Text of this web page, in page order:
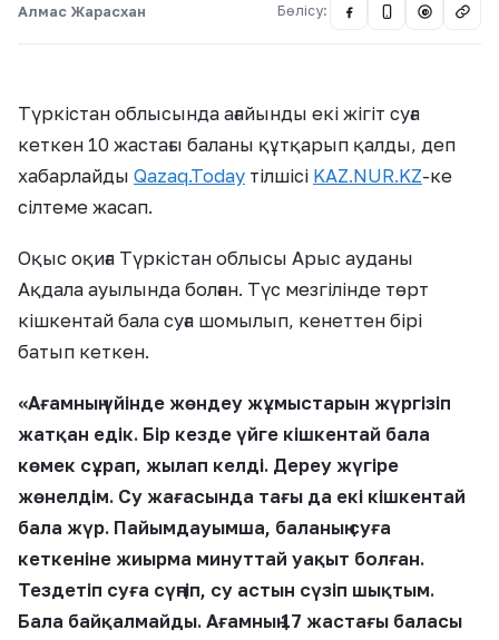
Алмас Жарасхан Бөлісу: @
Түркістан облысында ағайынды екі жігіт суға
кеткен 10 жастағы баланы құтқарып қалды, деп
хабарлайды Qazaq.Today тілшісі KAZ.NUR.KZ-ке
сілтеме жасап.
Оқыс оқиға Түркістан облысы Арыс ауданы
Ақдала ауылында болған. Түс мезгілінде төрт
кішкентай бала суға шомылып, кенеттен бірі
батып кеткен.
«Ағамның үйінде жөндеу жұмыстарын жүргізіп
жатқан едік. Бір кезде үйге кішкентай бала
көмек сұрап, жылап келді. Дереу жүгіре
жөнелдім. Су жағасында тағы да екі кішкентай
бала жүр. Пайымдауымша, баланың суға
кеткеніне жиырма минуттай уақыт болған.
Тездетіп суға сүңгіп, су астын сүзіп шықтым.
Бала байқалмайды. Ағамның 17 жастағы баласы